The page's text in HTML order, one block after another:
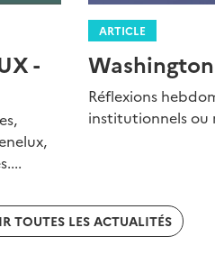
-
ARTICLE
Réflexions
institutionnels ou
TOUTES LES ACTUALITÉS